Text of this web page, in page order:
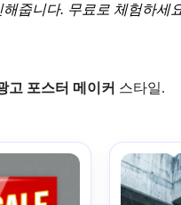
줍니다. 무료로 체험하세
고 포스터 메이커 스타일.